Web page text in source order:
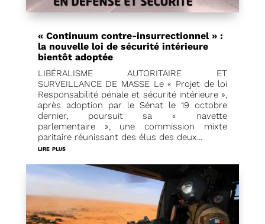
« Continuum contre-insurrectionnel » :
la nouvelle loi de sécurité intérieure
bientôt adoptée
LIBÉRALISME AUTORITAIRE ET
SURVEILLANCE DE MASSE Le « Projet de loi
Responsabilité pénale et sécurité intérieure »,
après adoption par le Sénat le 19 octobre
dernier, poursuit sa « navette
parlementaire », une commission mixte
paritaire réunissant des élus des deux...
lire plus